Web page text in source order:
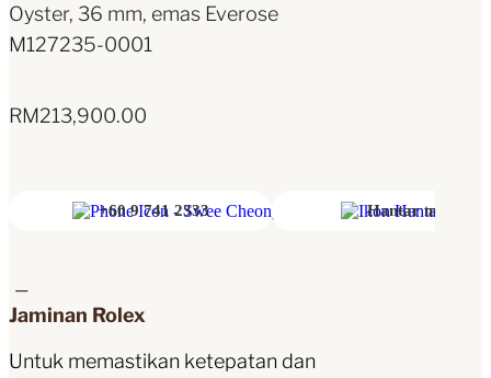
Oyster, 36 mm, emas Everose
M127235-0001
RM213,900.00
+60 9 741 2333 Hantar mesej
Jaminan Rolex
Untuk memastikan ketepatan dan